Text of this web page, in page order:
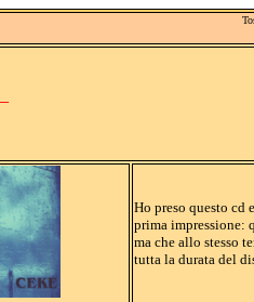
Ho preso questo cd
prima impressione:
ma che allo stesso
tutta la durata del